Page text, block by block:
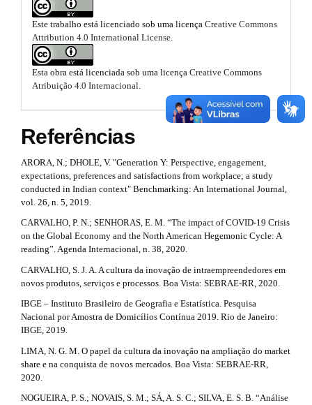
t
#
#
p
l
u
g
.
t
s
.
b
p
r
t
i
c
l
e
.
m
a
i
n
#
#
b
o
s
t
r
a
p
3
.
a
r
t
i
c
Este trabalho está licenciado sob uma licença Creative Commons
Attribution 4.0 International License
Esta obra está licenciada sob uma licença Creative Commons
Atribuição 4.0 Internacional
Referências
ARORA, N.; DHOLE, V. "Generation Y: Perspective, engagement,
expectations, preferences and satisfactions from workplace; a study
conducted in Indian context" Benchmarking: An International Journal,
vol. 26, n. 5, 2019.
CARVALHO, P. N.; SENHORAS, E. M. “The impact of COVID-19 Crisis
on the Global Economy and the North American Hegemonic Cycle: A
reading”. Agenda Internacional, n. 38, 2020.
CARVALHO, S. J. A. A cultura da inovação de intraempreendedores em
novos produtos, serviços e processos. Boa Vista: SEBRAE-RR, 2020.
IBGE – Instituto Brasileiro de Geografia e Estatística. Pesquisa
Nacional por Amostra de Domicílios Contínua 2019. Rio de Janeiro:
IBGE, 2019.
LIMA, N. G. M. O papel da cultura da inovação na ampliação do market
share e na conquista de novos mercados. Boa Vista: SEBRAE-RR,
2020.
NOGUEIRA, P. S.; NOVAIS, S. M.; SÁ, A. S. C.; SILVA, E. S. B. “Análise